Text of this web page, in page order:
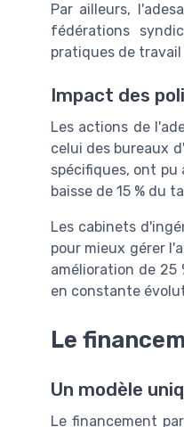
Par ailleurs,
fédérations
pratiques de
Impact des
Les actions de
celui des bureaux
spécifiques, ont
baisse de 15 % du
Les cabinets
pour mieux gérer
amélioration de
en constante
Le
Un modèle
Le financement